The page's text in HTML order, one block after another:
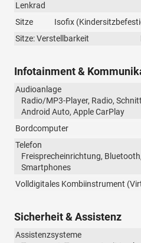
Lenkrad
Sitze
Isofix
Sitze: Verstellbarkeit
Infotainment &
Audioanlage
Radio/MP3-Player, Radio,
Android Auto, Apple CarPlay
Bordcomputer
Telefon
Freisprecheinrichtung,
Smartphones
Volldigitales Kombiinstrument
Sicherheit & Assistenz
Assistenzsysteme